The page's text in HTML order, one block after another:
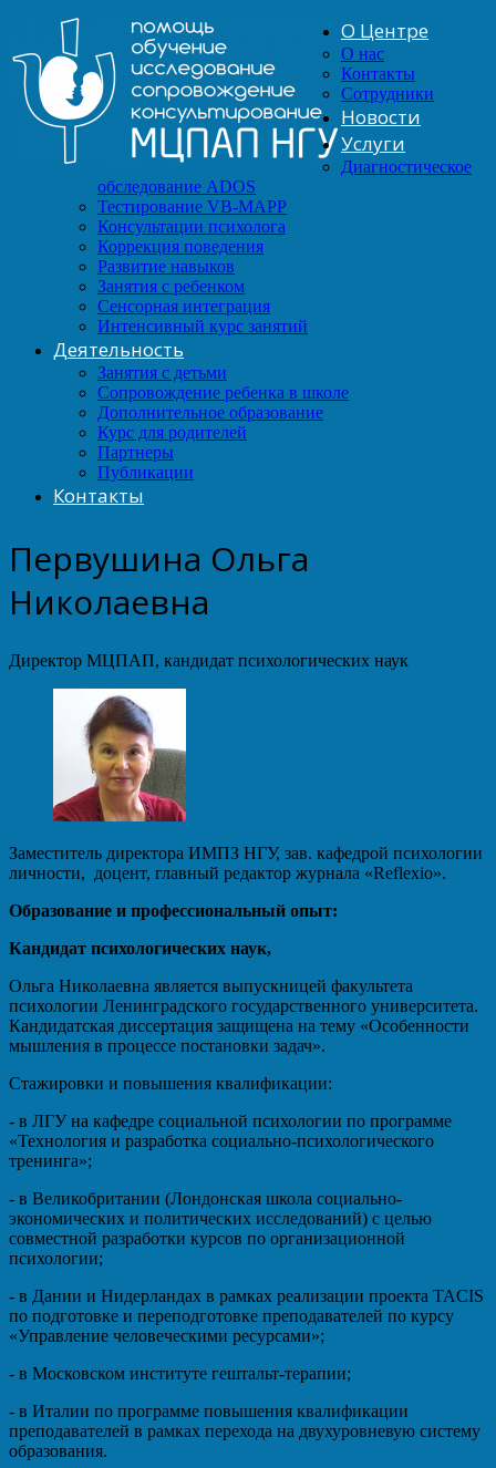
О Центре
О нас
Контакты
Сотрудники
Новости
Услуги
Диагностическое
обследование ADOS
Тестирование VB-MAPP
Консультации психолога
Коррекция поведения
Развитие навыков
Занятия с ребенком
Сенсорная интеграция
Интенсивный курс занятий
Деятельность
Занятия с детьми
Сопровождение ребенка в школе
Дополнительное образование
Курс для родителей
Партнеры
Публикации
Контакты
Первушина Ольга
Николаевна
Директор МЦПАП, кандидат психологических наук
Заместитель директора ИМПЗ НГУ, зав. кафедрой психологии
личности, доцент, главный редактор журнала «Reflexio».
Образование и профессиональный опыт:
Кандидат психологических наук,
Ольга Николаевна является выпускницей факультета
психологии Ленинградского государственного университета.
Кандидатская диссертация защищена на тему «Особенности
мышления в процессе постановки задач».
Стажировки и повышения квалификации:
- в ЛГУ на кафедре социальной психологии по программе
«Технология и разработка социально-психологического
тренинга»;
- в Великобритании (Лондонская школа социально-
экономических и политических исследований) с целью
совместной разработки курсов по организационной
психологии;
- в Дании и Нидерландах в рамках реализации проекта TACIS
по подготовке и переподготовке преподавателей по курсу
«Управление человеческими ресурсами»;
- в Московском институте гештальт-терапии;
- в Италии по программе повышения квалификации
преподавателей в рамках перехода на двухуровневую систему
образования.